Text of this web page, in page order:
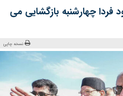
چهارشنبه بازگشایی می
نسخه چاپی